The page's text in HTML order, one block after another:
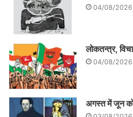
04/08/2026
लोकतन्त्र,
04/08/2026
अगस्त में जून